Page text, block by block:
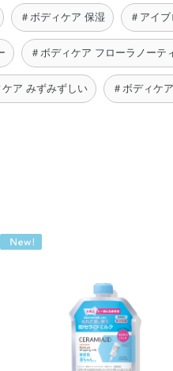
＃ボディケア 保湿 ＃アイ
＃ボディケア フローラノーテ
ケア みずみずしい ＃ボディケ